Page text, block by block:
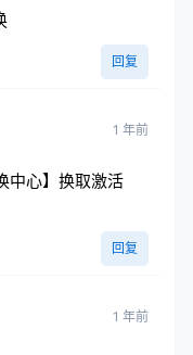
回复
1 年前
中心】换取激活
回复
1 年前